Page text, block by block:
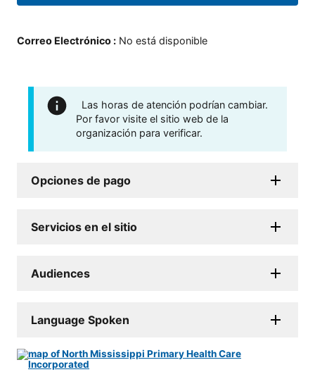
Correo Electrónico : No está disponible
Las horas de atención podrían cambiar.
Por favor visite el sitio web de la
organización para verificar.
Opciones de pago
Servicios en el sitio
Audiences
Language Spoken